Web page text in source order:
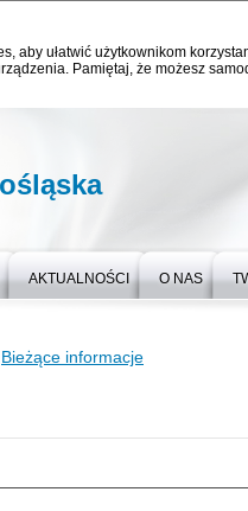
aby ułatwić użytkownikom
Pamiętaj, że możesz
AKTUALNOŚCI O NAS
Bieżące informacje